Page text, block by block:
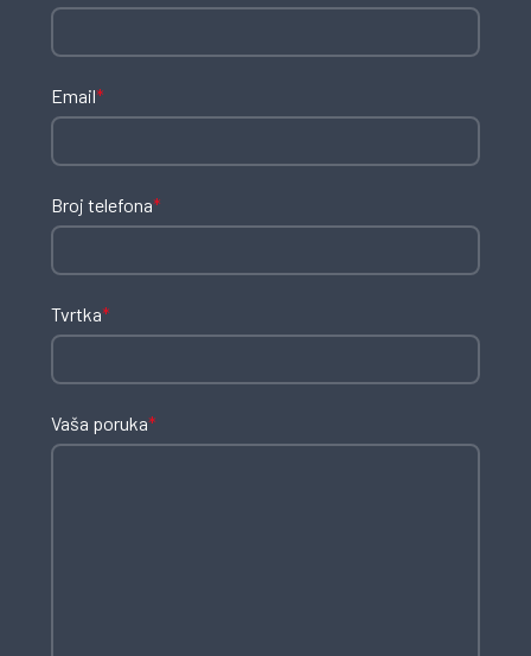
Email*
Broj telefona*
Tvrtka*
Vaša poruka*